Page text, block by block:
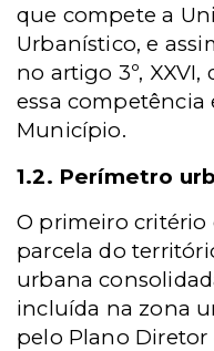
que compete a
Urbanístico, e
no artigo 3º, XXVI,
essa competência
Município.
1.2. Perímetro
O primeiro critério
parcela do
urbana
incluída na zona
pelo Plano